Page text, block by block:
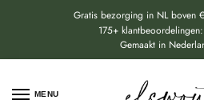
Gratis bezorging in NL boven
175+ klantbeoordelingen:
Gemaakt in
MENU